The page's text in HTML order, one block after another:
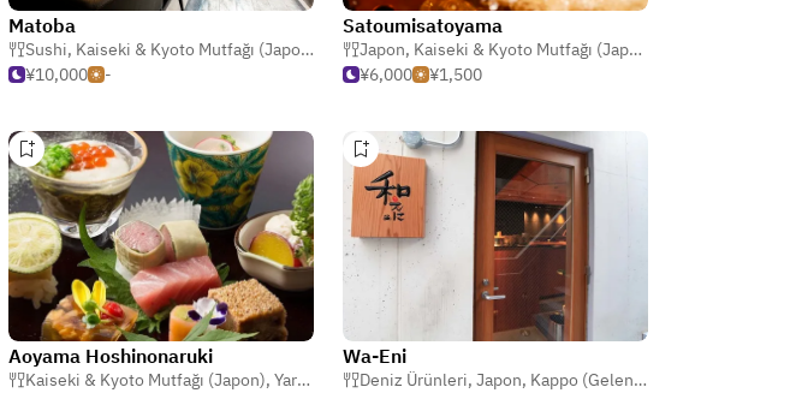
Sukiyaki
Matoba
Sushi, Kaiseki & Kyoto Mutfağı (Japon)
Kappo (Geleneksel Japon)
¥10,000
-
Satoumisatoyama
Japon, Kaiseki & Kyoto Mutfağı (Japon)
¥6,000
¥1,500
Aoyama Hoshinonaruki
Kaiseki & Kyoto Mutfağı (Japon), Yaratıcı
Japon
Wa-Eni
Deniz Ürünleri, Japon, Kappo (Geleneksel Japon)